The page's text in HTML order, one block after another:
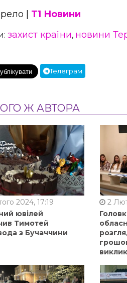
| Т1 Новини
захист країни, новини
Телеграм
Ж АВТОРА
2024, 17:19
ювілей
Тимотей
з Бучаччини
2